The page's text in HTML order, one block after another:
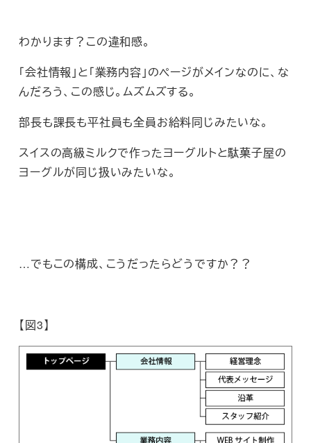
わかります？この違和感。
「会社情報」と「業務内容」のページがメインなのに、な
んだろう、この感じ。ムズムズする。
部長も課長も平社員も全員お給料同じみたいな。
スイスの高級ミルクで作ったヨーグルトと駄菓子屋の
ヨーグルが同じ扱いみたいな。
…でもこの構成、こうだったらどうですか？？
【図3】